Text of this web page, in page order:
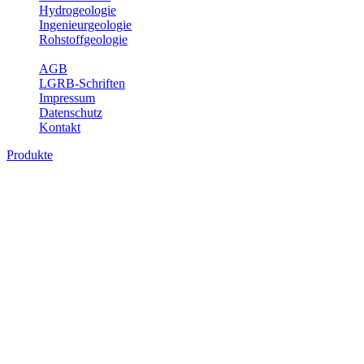
Hydrogeologie
Ingenieurgeologie
Rohstoffgeologie
AGB
LGRB-Schriften
Impressum
Datenschutz
Kontakt
Produkte